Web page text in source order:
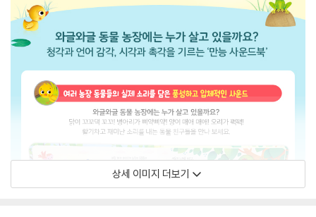
상세 이미지 더보기